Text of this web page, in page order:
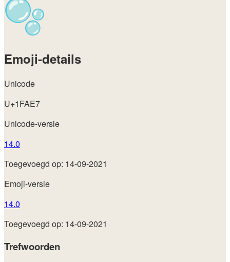
Emoji-details
Unicode
U+1FAE7
Unicode-versie
14.0
Toegevoegd op: 14-09-2021
Emoji-versie
14.0
Toegevoegd op: 14-09-2021
Trefwoorden